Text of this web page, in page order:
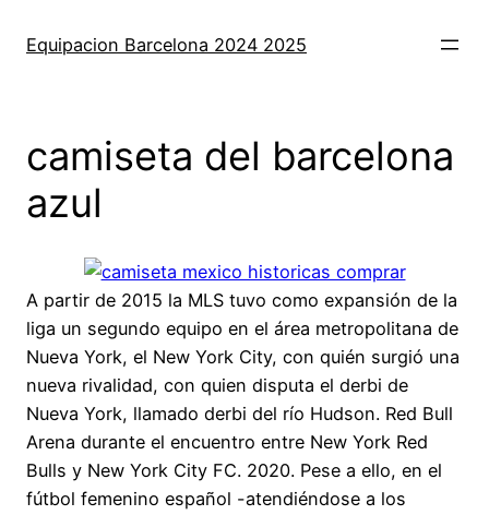
Equipacion Barcelona 2024 2025
camiseta del barcelona
azul
A partir de 2015 la MLS tuvo como expansión de la
liga un segundo equipo en el área metropolitana de
Nueva York, el New York City, con quién surgió una
nueva rivalidad, con quien disputa el derbi de
Nueva York, llamado derbi del río Hudson. Red Bull
Arena durante el encuentro entre New York Red
Bulls y New York City FC. 2020. Pese a ello, en el
fútbol femenino español -atendiéndose a los